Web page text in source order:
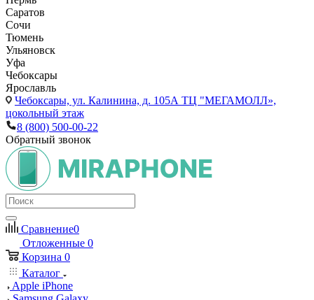
Саратов
Сочи
Тюмень
Ульяновск
Уфа
Чебоксары
Ярославль
Чебоксары, ул. Калинина, д. 105А ТЦ "МЕГАМОЛЛ»,
цокольный этаж
8 (800) 500-00-22
Обратный звонок
Сравнение0
Отложенные 0
Корзина 0
Каталог
Apple iPhone